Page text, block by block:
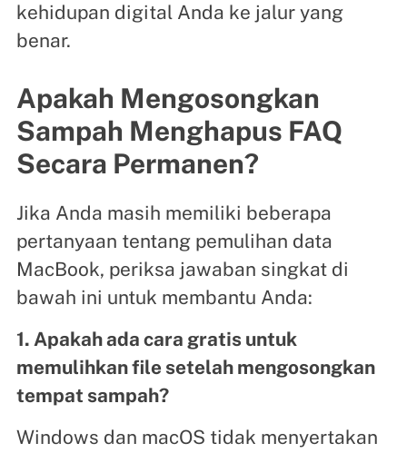
kehidupan digital Anda ke jalur yang
benar.
Apakah Mengosongkan
Sampah Menghapus FAQ
Secara Permanen?
Jika Anda masih memiliki beberapa
pertanyaan tentang pemulihan data
MacBook, periksa jawaban singkat di
bawah ini untuk membantu Anda:
1. Apakah ada cara gratis untuk
memulihkan file setelah mengosongkan
tempat sampah?
Windows dan macOS tidak menyertakan